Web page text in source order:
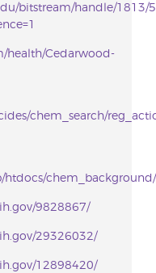
bitstream/handle/1813/
health/Cedarwood-
chem_search/
htdocs/
9828867/
29326032/
12898420/